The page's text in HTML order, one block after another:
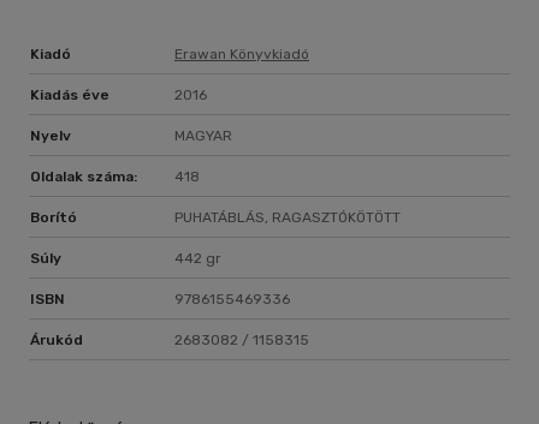
Kiadó Erawan Könyvkiadó
Kiadás éve 2016
Nyelv MAGYAR
Oldalak száma: 418
Borító PUHATÁBLÁS, RAGASZTÓKÖTÖTT
Súly 442 gr
ISBN 9786155469336
Árukód 2683082 / 1158315